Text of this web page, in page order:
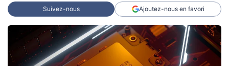
Suivez-nous Ajoutez-nous en favori